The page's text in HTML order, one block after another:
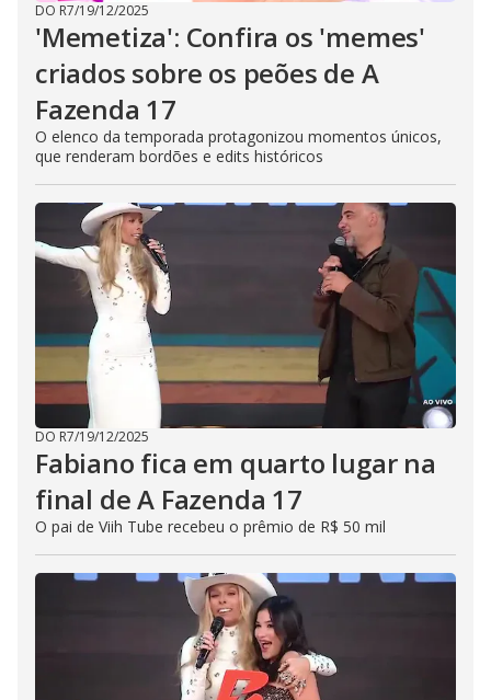
DO R7/19/12/2025
'Memetiza': Confira os 'memes'
criados sobre os peões de A
Fazenda 17
O elenco da temporada protagonizou momentos únicos,
que renderam bordões e edits históricos
DO R7/19/12/2025
Fabiano fica em quarto lugar na
final de A Fazenda 17
O pai de Viih Tube recebeu o prêmio de R$ 50 mil